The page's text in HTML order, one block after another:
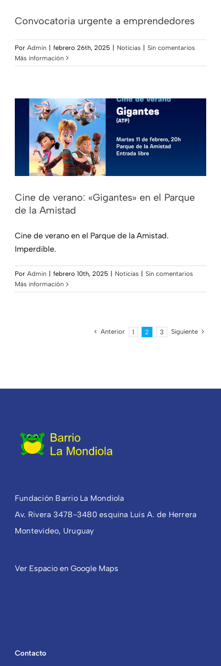
Convocatoria urgente a emprendedores
Por Admin | febrero 26th, 2025 | Noticias | Sin comentarios
Más informaciónCine de verano: «Gigantes» en el
Cine de verano: «Gigantes» en el Parque
de la Amistad
Cine de verano en el Parque de la Amistad.
Imperdible.
Por Admin febrero 10th, 2025 Noticias
Sin comentarios
Más información
Anterior 1 2 3 Siguiente
Fundación Barrio La Mondiola
Av. Rivera 3478-3480 esquina Luis A. de Herrera
Montevideo, Uruguay
Contacto
Ver Espacio en Google Maps